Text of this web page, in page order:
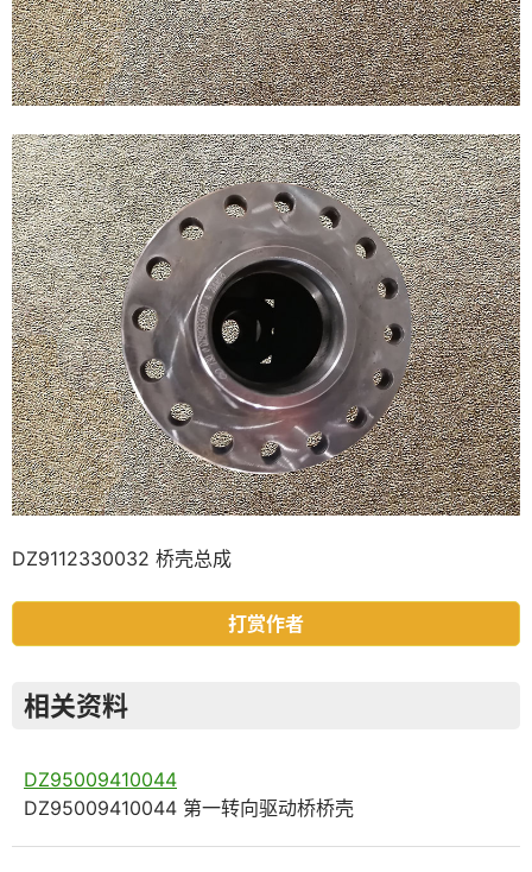
DZ9112330032 桥壳总成
打赏作者
相关资料
DZ95009410044
DZ95009410044 第一转向驱动桥桥壳